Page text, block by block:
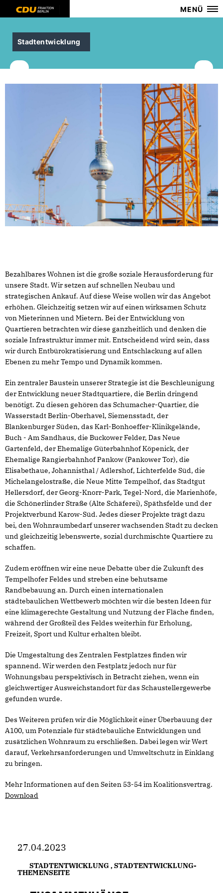
MENÜ
Stadtentwicklung
Bezahlbares Wohnen ist die große soziale Herausforderung für
unsere Stadt. Wir setzen auf schnellen Neubau und
strategischen Ankauf. Auf diese Weise wollen wir das Angebot
erhöhen. Gleichzeitig setzen wir auf einen wirksamen Schutz
von Mieterinnen und Mietern. Bei der Entwicklung von
Quartieren betrachten wir diese ganzheitlich und denken die
soziale Infrastruktur immer mit. Entscheidend wird sein, dass
wir durch Entbürokratisierung und Entschlackung auf allen
Ebenen zu mehr Tempo und Dynamik kommen.
Ein zentraler Baustein unserer Strategie ist die Beschleunigung
der Entwicklung neuer Stadtquartiere, die Berlin dringend
benötigt. Zu diesen gehören das Schumacher-Quartier, die
Wasserstadt Berlin-Oberhavel, Siemensstadt, der
Blankenburger Süden, das Karl-Bonhoeffer-Klinikgelände,
Buch - Am Sandhaus, die Buckower Felder, Das Neue
Gartenfeld, der Ehemalige Güterbahnhof Köpenick, der
Ehemalige Rangierbahnhof Pankow (Pankower Tor), die
Elisabethaue, Johannisthal / Adlershof, Lichterfelde Süd, die
Michelangelostraße, die Neue Mitte Tempelhof, das Stadtgut
Hellersdorf, der Georg-Knorr-Park, Tegel-Nord, die Marienhöfe,
die Schönerlinder Straße (Alte Schäferei), Späthsfelde und der
Projektverbund Karow-Süd. Jedes dieser Projekte trägt dazu
bei, den Wohnraumbedarf unserer wachsenden Stadt zu decken
und gleichzeitig lebenswerte, sozial durchmischte Quartiere zu
schaffen.
Zudem eröffnen wir eine neue Debatte über die Zukunft des
Tempelhofer Feldes und streben eine behutsame
Randbebauung an. Durch einen internationalen
städtebaulichen Wettbewerb möchten wir die besten Ideen für
eine klimagerechte Gestaltung und Nutzung der Fläche finden,
während der Großteil des Feldes weiterhin für Erholung,
Freizeit, Sport und Kultur erhalten bleibt.
Die Umgestaltung des Zentralen Festplatzes finden wir
spannend. Wir werden den Festplatz jedoch nur für
Wohnungsbau perspektivisch in Betracht ziehen, wenn ein
gleichwertiger Ausweichstandort für das Schaustellergewerbe
gefunden wurde.
Des Weiteren prüfen wir die Möglichkeit einer Überbauung der
A100, um Potenziale für städtebauliche Entwicklungen und
zusätzlichen Wohnraum zu erschließen. Dabei legen wir Wert
darauf, Verkehrsanforderungen und Umweltschutz in Einklang
zu bringen.
Mehr Informationen auf den Seiten 53-54 im Koalitionsvertrag.
Download
27.04.2023
STADTENTWICKLUNG, STADTENTWICKLUNG-
THEMENSEITE